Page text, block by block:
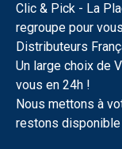
Clic & Pick - La
regroupe pour
Distributeurs
Un large choix de
vous en 24h !
Nous mettons à
restons